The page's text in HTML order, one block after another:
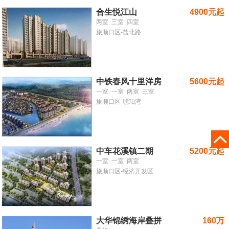
合生悦江山 4900元起
两室 三室
四室
旅顺口区-盐北路
中铁春风十里洋房 5600元起
一室一室两室 三室
旅顺口区-琥珀湾
中车花溪镇二期 5200元起
一室一室两室
旅顺口区-经济开发区
大华锦绣海岸叠拼 160万